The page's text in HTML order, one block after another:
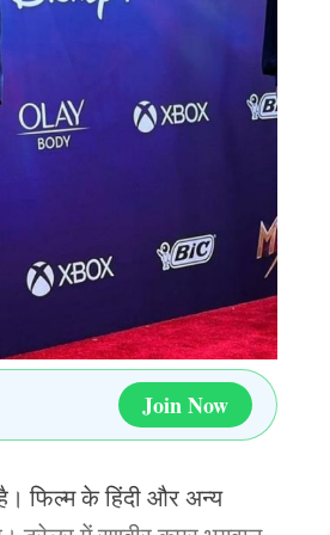
राहुल, तिलक वर्मा, नितीश
कुलदीप यादव, वरुण
से शुरू होगा भारत-
Join Now
है। फिल्म के हिंदी और अन्य